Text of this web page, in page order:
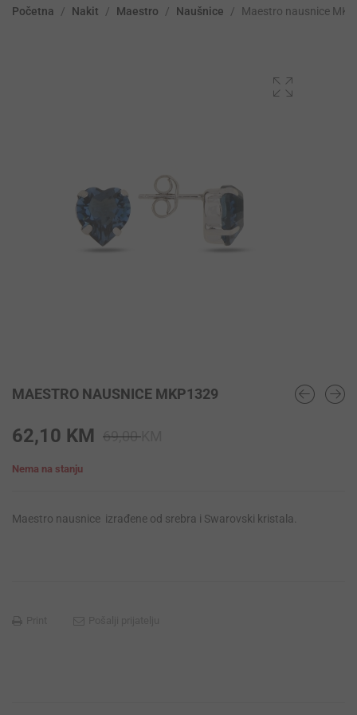
Početna / Nakit / Maestro / Naušnice / Maestro nausnice
MAESTRO NAUSNICE MKP1329
69,00
62,10 KM
Nema na stanju
Maestro nausnice izrađene od srebra i Swarovski kristala.